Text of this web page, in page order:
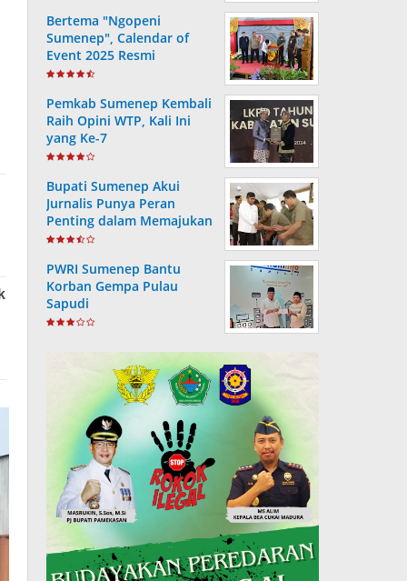
Bertema "Ngopeni
Sumenep", Calendar of
Event 2025 Resmi
Diluncurkan
Pemkab Sumenep Kembali
Raih Opini WTP, Kali Ini
yang Ke-7
Bupati Sumenep Akui
Jurnalis Punya Peran
Penting dalam Memajukan
Daerah
PWRI Sumenep Bantu
Korban Gempa Pulau
Sapudi